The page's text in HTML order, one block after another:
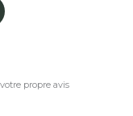
propre avis